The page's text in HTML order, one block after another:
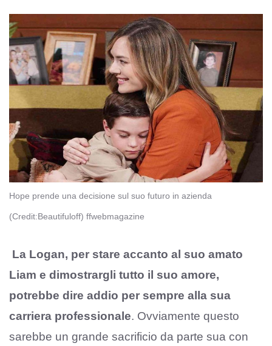
Hope prende una decisione sul suo futuro in azienda
(Credit:Beautifuloff) ffwebmagazine
La Logan, per stare accanto al suo amato
Liam e dimostrargli tutto il suo amore,
potrebbe dire addio per sempre alla sua
carriera professionale. Ovviamente questo
sarebbe un grande sacrificio da parte sua con